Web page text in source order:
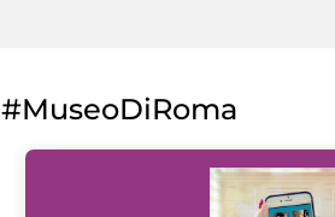
#MuseoDiRoma